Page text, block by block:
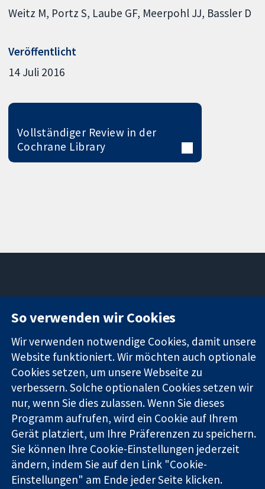
Weitz M Portz S Laube GF Meerpohl JJ Bassler D
Veröffentlicht
14 Juli 2016
Vollständiger Review in der
Cochrane Library
Evidenz
Informierte
Entscheidungen
Bessere
Gesundheit
Square
W1G0AN
Vereinigtes
Königreich
Pressestelle
Über uns
Cochrane
Library
Die Cochrane Collaboration ist eine gemeinützige Organisation
(Nr. 1045921) und in England und in Wales als eine Gesellschaft
mit beschränkter Haftung (Nr. 03044323) registriert.
Umsatzsteuer-Identifikationsnummer GB 718 2127 49.
So verwenden wir Cookies
Wir verwenden notwendige Cookies, damit unsere
Website funktioniert. Wir möchten auch optionale
Cookies setzen, um unsere Webseite zu
verbessern. Solche optionalen Cookies setzen wir
nur, wenn Sie dies zulassen. Wenn Sie dieses
Programm aufrufen, wird ein Cookie auf Ihrem
Gerät platziert, um Ihre Präferenzen zu speichern.
Sie können Ihre Cookie-Einstellungen jederzeit
ändern, indem Sie auf den Link "Cookie-
Einstellungen" am Ende jeder Seite klicken.